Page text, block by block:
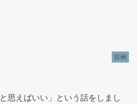
症例
思えばいい」という話をしまし